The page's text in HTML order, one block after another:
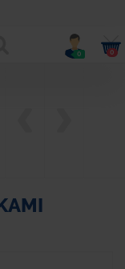
0 0